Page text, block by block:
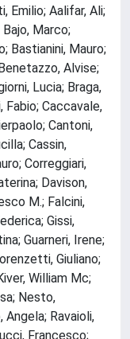
Emilio; Aalifar, Ali;
Marco;
Bastianini, Mauro;
Alvise;
Lucia; Braga,
Fabio; Caccavale,
Cantoni,
Cassin,
Correggiari,
Davison,
M.; Falcini,
Gissi,
Guarneri, Irene;
Giuliano;
William Mc;
Nesto,
Ravaioli,
Francesco;